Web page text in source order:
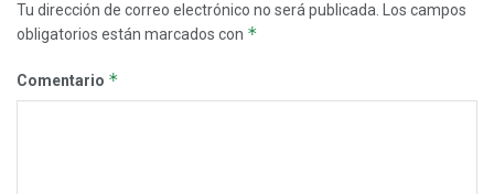
Tu dirección de correo electrónico no será publicada. Los campos
obligatorios están marcados con *
Comentario *